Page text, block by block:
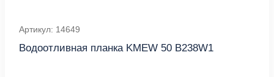
Артикул: 14649
Водоотливная планка KMEW 50 B238W1